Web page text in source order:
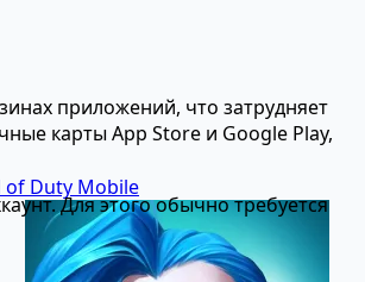
of Duty Mobile
приложений, что затрудняет
карты App Store и Google Play,
Для этого обычно требуется